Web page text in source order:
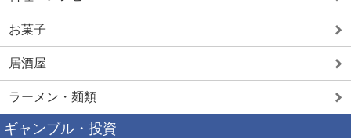
お菓子
居酒屋
ラーメン・麺類
ギャンブル・投資